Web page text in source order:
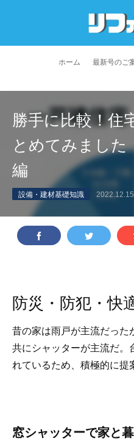
ホーム 最新号のご
プライバシーポリシー
勝手に比較！住
とめてみました
編
設備・建材基礎知識
防災・防犯・快
昔の家は雨戸が主流だった
共にシャッターが主流だ
れているため、積極的に提
窓シャッターで家と